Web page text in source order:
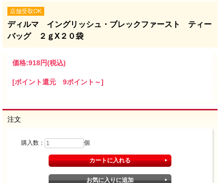
店舗受取OK
ディルマ イングリッシュ・ブレックファースト ティー
バッグ ２ｇX２０袋
価格:918円(税込)
[ポイント還元 9ポイント～]
注文
購入数： 個